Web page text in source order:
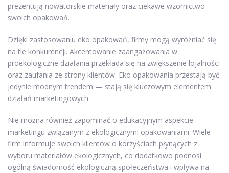
prezentują nowatorskie materiały oraz ciekawe wzornictwo
swoich opakowań.
Dzięki zastosowaniu eko opakowań, firmy mogą wyróżniać się
na tle konkurencji. Akcentowanie zaangażowania w
proekologiczne działania przekłada się na zwiększenie lojalności
oraz zaufania ze strony klientów. Eko opakowania przestają być
jedynie modnym trendem — stają się kluczowym elementem
działań marketingowych.
Nie można również zapominać o edukacyjnym aspekcie
marketingu związanym z ekologicznymi opakowaniami. Wiele
firm informuje swoich klientów o korzyściach płynących z
wyboru materiałów ekologicznych, co dodatkowo podnosi
ogólną świadomość ekologiczną społeczeństwa i wpływa na